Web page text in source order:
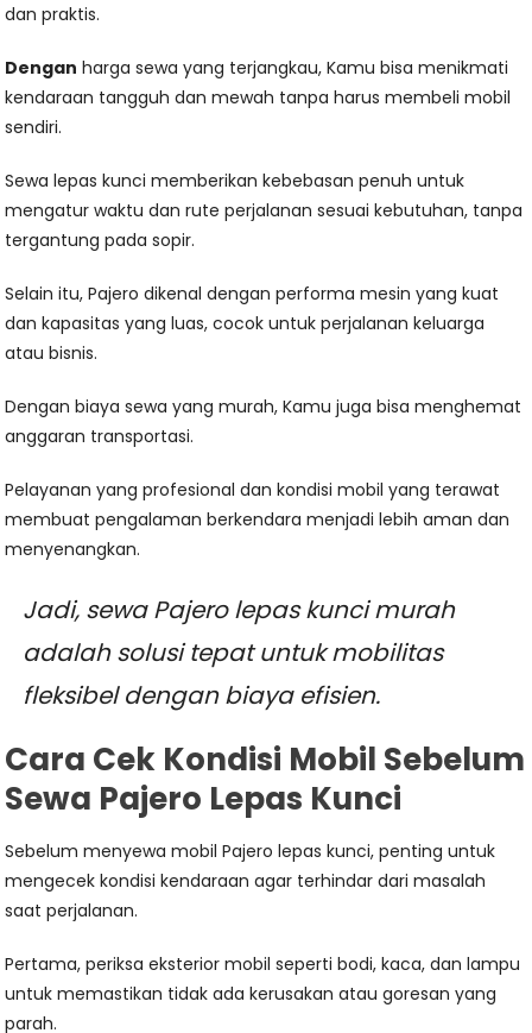
dan praktis.
Dengan harga sewa yang terjangkau, Kamu bisa menikmati
kendaraan tangguh dan mewah tanpa harus membeli mobil
sendiri.
Sewa lepas kunci memberikan kebebasan penuh untuk
mengatur waktu dan rute perjalanan sesuai kebutuhan, tanpa
tergantung pada sopir.
Selain itu, Pajero dikenal dengan performa mesin yang kuat
dan kapasitas yang luas, cocok untuk perjalanan keluarga
atau bisnis.
Dengan biaya sewa yang murah, Kamu juga bisa menghemat
anggaran transportasi.
Pelayanan yang profesional dan kondisi mobil yang terawat
membuat pengalaman berkendara menjadi lebih aman dan
menyenangkan.
Jadi, sewa Pajero lepas kunci murah
adalah solusi tepat untuk mobilitas
fleksibel dengan biaya efisien.
Cara Cek Kondisi Mobil Sebelum
Sewa Pajero Lepas Kunci
Sebelum menyewa mobil Pajero lepas kunci, penting untuk
mengecek kondisi kendaraan agar terhindar dari masalah
saat perjalanan.
Pertama, periksa eksterior mobil seperti bodi, kaca, dan lampu
untuk memastikan tidak ada kerusakan atau goresan yang
parah.